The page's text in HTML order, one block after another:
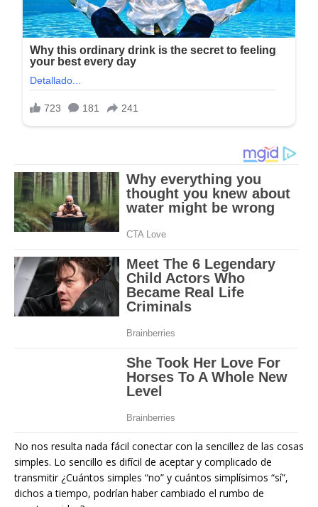
No nos resulta nada fácil conectar con la sencillez de las cosas
simples. Lo sencillo es difícil de aceptar y complicado de
transmitir ¿Cuántos simples “no” y cuántos simplísimos “sí”,
dichos a tiempo, podrían haber cambiado el rumbo de